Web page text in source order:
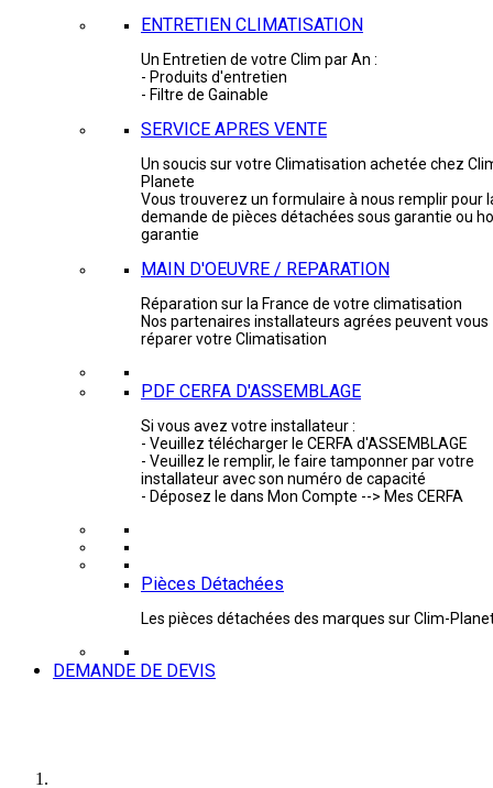
ENTRETIEN CLIMATISATION
Un Entretien de votre Clim par An :
- Produits d'entretien
- Filtre de Gainable
SERVICE APRES VENTE
Un soucis sur votre Climatisation achetée chez
Planete
Vous trouverez un formulaire à nous remplir pour
demande de pièces détachées sous garantie ou
garantie
MAIN D'OEUVRE / REPARATION
Réparation sur la France de votre climatisation
Nos partenaires installateurs agrées peuvent vous
réparer votre Climatisation
PDF CERFA D'ASSEMBLAGE
Si vous avez votre installateur :
- Veuillez télécharger le CERFA d'ASSEMBLAGE
- Veuillez le remplir, le faire tamponner par votre
installateur avec son numéro de capacité
- Déposez le dans Mon Compte --> Mes CERFA
Pièces Détachées
Les pièces détachées des marques sur Clim-
DEMANDE DE DEVIS